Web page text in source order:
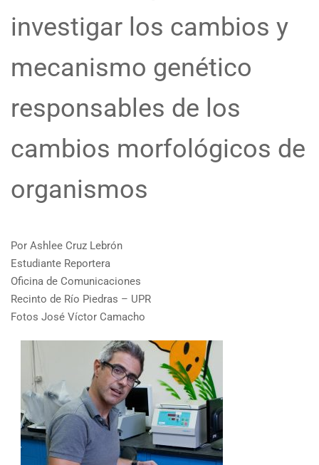
investigar los cambios y
mecanismo genético
responsables de los
cambios morfológicos de
organismos
Por Ashlee Cruz Lebrón
Estudiante Reportera
Oficina de Comunicaciones
Recinto de Río Piedras – UPR
Fotos José Víctor Camacho